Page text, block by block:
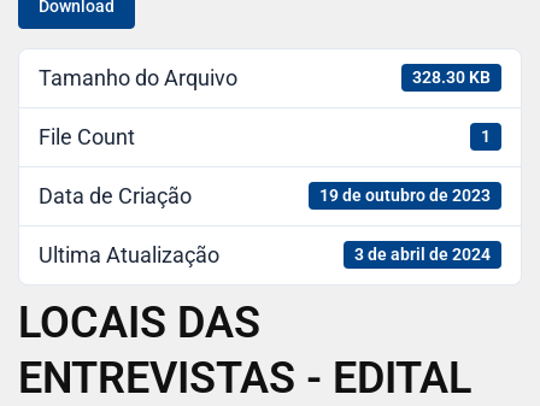
Download
Tamanho do Arquivo 328.30 KB
File Count 1
Data de Criação 19 de outubro de 2023
Ultima Atualização 3 de abril de 2024
LOCAIS DAS
ENTREVISTAS - EDITAL